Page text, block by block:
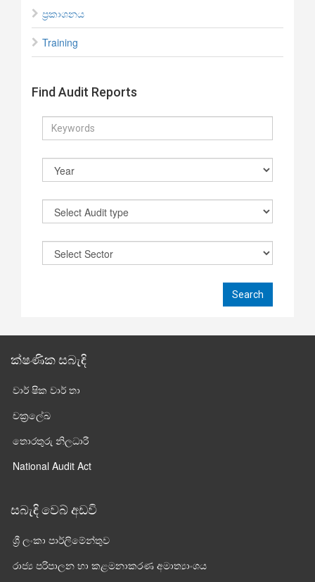
ප්‍රකාශනය
Training
Find Audit Reports
ක්ෂණික සබැඳි
වාර් ෂික වාර් තා
චක්‍රලේඛ
තොරතුරු නිලධාරී
National Audit Act
සබැඳි වෙබ් අඩවි
ශ්‍රී ලංකා පාර්ලි‌මේන්තුව
රාජ්‍ය පරිපාලන හා කළමනාකරණ අමාත්‍යාංශය